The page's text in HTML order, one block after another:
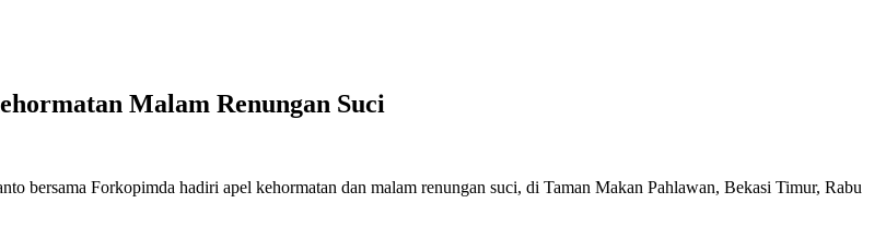
Malam Renungan Suci
Forkopimda hadiri apel kehormatan dan malam renungan suci, di Taman Makan Pahlawan, Bekasi Timur, Rabu